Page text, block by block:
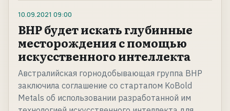
10.09.2021 09:00
BHP будет искать глубинные
месторождения с помощью
искусственного интеллекта
Австралийская горнодобывающая группа BHP
заключила соглашение со стартапом KoBold
Metals об использовании разработанной им